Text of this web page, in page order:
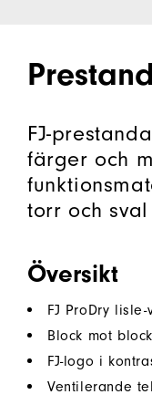
FJ-
färger och
torr och
Översikt
FJ ProDry
Block mot
FJ-logo i
Ventilerande